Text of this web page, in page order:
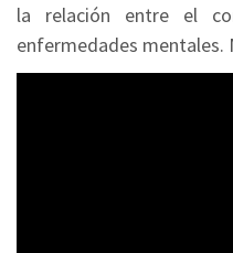
la relación entre el
enfermedades mentales.